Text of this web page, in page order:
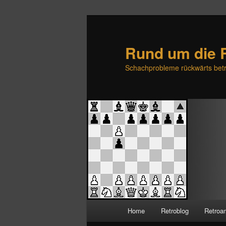
Rund um die
Schachprobleme rückwärts
Zum
Zum
Home Retroblog